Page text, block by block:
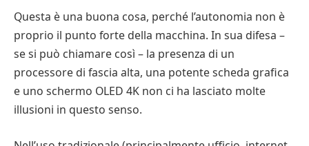
Questa è una buona cosa, perché l’autonomia non è
proprio il punto forte della macchina. In sua difesa –
se si può chiamare così – la presenza di un
processore di fascia alta, una potente scheda grafica
e uno schermo OLED 4K non ci ha lasciato molte
illusioni in questo senso.